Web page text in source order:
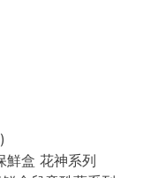
鮮盒 花神系列